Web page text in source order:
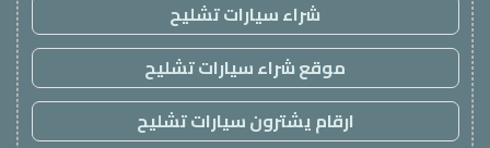
شراء سيارات تشليح
موقع شراء سيارات تشليح
ارقام يشترون سيارات تشليح